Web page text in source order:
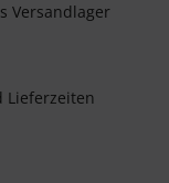
Versandlager
Lieferzeiten